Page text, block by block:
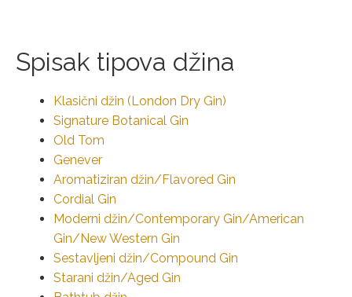
Spisak tipova džina
Klasični džin (London Dry Gin)
Signature Botanical Gin
Old Tom
Genever
Aromatiziran džin/Flavored Gin
Cordial Gin
Moderni džin/Contemporary Gin/American
Gin/New Western Gin
Sestavljeni džin/Compound Gin
Starani džin/Aged Gin